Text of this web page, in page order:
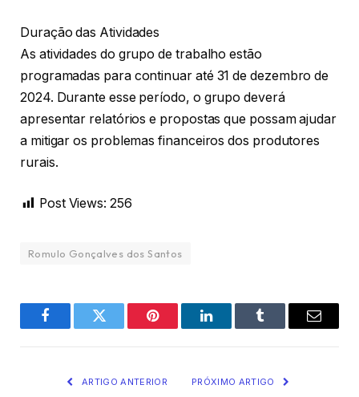
Duração das Atividades
As atividades do grupo de trabalho estão
programadas para continuar até 31 de dezembro de
2024. Durante esse período, o grupo deverá
apresentar relatórios e propostas que possam ajudar
a mitigar os problemas financeiros dos produtores
rurais.
Post Views: 256
Romulo Gonçalves dos Santos
FacebookTwitter Pinterest LinkedInTumblr Email
ARTIGO ANTERIOR PRÓXIMO ARTIGO